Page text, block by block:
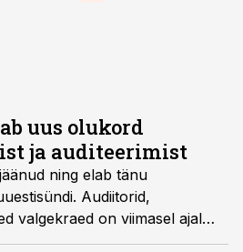
uus olukord
ja auditeerimist
ning elab tänu
Audiitorid,
valgekraed on viimasel ajal
töötanud ja kuigi alguses